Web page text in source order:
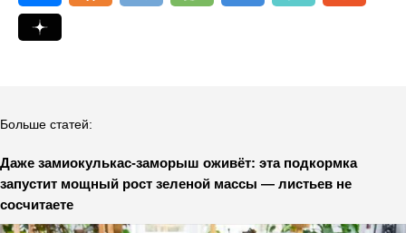
Больше статей:
Даже замиокулькас-заморыш оживёт: эта подкормка
запустит мощный рост зеленой массы — листьев не
сосчитаете